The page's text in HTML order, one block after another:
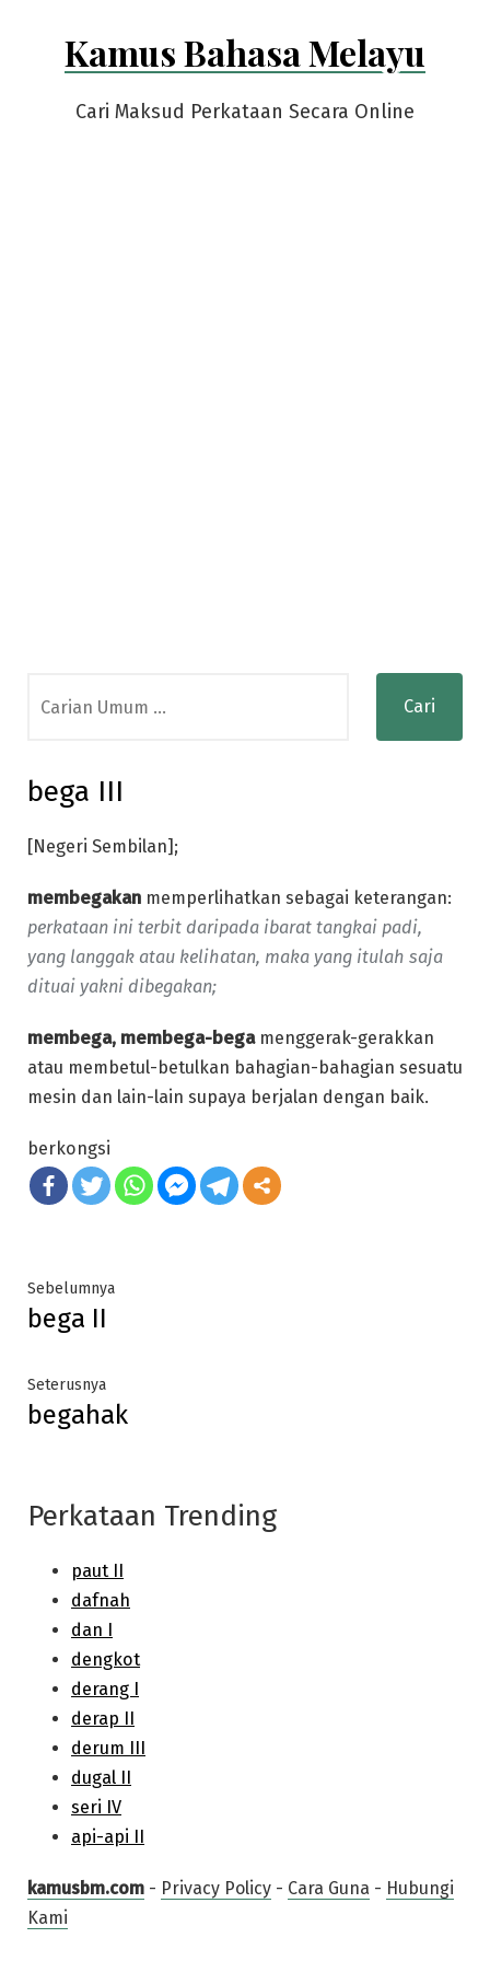
Kamus Bahasa Melayu
Cari Maksud Perkataan Secara Online
for:
bega III
[Negeri Sembilan];
membegakan memperlihatkan sebagai keterangan:
perkataan ini terbit daripada ibarat tangkai padi,
yang langgak atau kelihatan, maka yang itulah saja
dituai yakni dibegakan;
membega, membega-begamenggerak-gerakkan
atau membetul-betulkan bahagian-bahagian sesuatu
mesin dan lain-lain supaya berjalan dengan baik.
berkongsi
Post
navigation
SebelumnyaPrevious
bega II
SeterusnyaNext
post:
begahak
Perkataan Trending
kamusbm.com - Privacy Policy - Cara Guna - Hubungi
Kami